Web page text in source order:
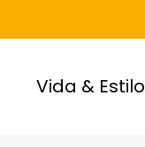
Vida & Estilo